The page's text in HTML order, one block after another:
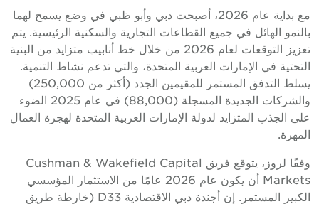
مع بداية عام 2026، أصبحت دبي وأبو ظبي في وضع يسمح لهما
بالنمو الهائل في جميع القطاعات التجارية والسكنية الرئيسية. يتم
تعزيز التوقعات لعام 2026 من خلال خط أنابيب متزايد من البنية
التحتية في الإمارات العربية المتحدة، والتي تدعم نشاط التنمية.
يسلط التدفق المستمر للمقيمين الجدد (أكثر من 250,000)
والشركات الجديدة المسجلة (88,000) في عام 2025 الضوء
على الجذب المتزايد لدولة الإمارات العربية المتحدة لهجرة العمال
المهرة.
وفقًا لروز، يتوقع فريق Cushman & Wakefield Capital
Markets أن يكون عام 2026 عامًا من الاستثمار المؤسسي
الكبير المستمر. إن أجندة دبي الاقتصادية D33 (خارطة طريق